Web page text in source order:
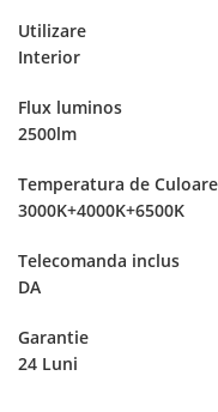
Utilizare
Interior
Flux luminos
2500lm
Temperatura de Culoare
3000K+4000K+6500K
Telecomanda inclus
DA
Garantie
24 Luni